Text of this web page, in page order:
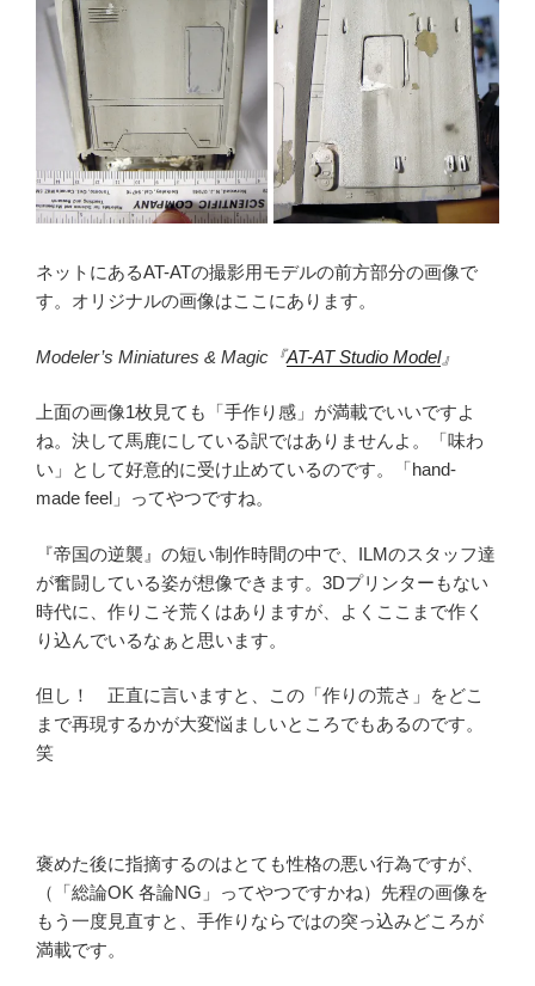
ネットにあるAT-ATの撮影用モデルの前方部分の画像で
す。オリジナルの画像はここにあります。
Modeler’s Miniatures & Magic『AT-AT Studio Model』
上面の画像1枚見ても「手作り感」が満載でいいですよ
ね。決して馬鹿にしている訳ではありませんよ。「味わ
い」として好意的に受け止めているのです。「hand-
made feel」ってやつですね。
『帝国の逆襲』の短い制作時間の中で、ILMのスタッフ達
が奮闘している姿が想像できます。3Dプリンターもない
時代に、作りこそ荒くはありますが、よくここまで作く
り込んでいるなぁと思います。
但し！ 正直に言いますと、この「作りの荒さ」をどこ
まで再現するかが大変悩ましいところでもあるのです。
笑
褒めた後に指摘するのはとても性格の悪い行為ですが、
（「総論OK 各論NG」ってやつですかね）先程の画像を
もう一度見直すと、手作りならではの突っ込みどころが
満載です。